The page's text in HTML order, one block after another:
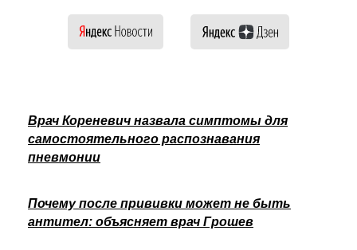
Врач Кореневич назвала симптомы для
самостоятельного распознавания
пневмонии
Почему после прививки может не быть
антител: объясняет врач Грошев